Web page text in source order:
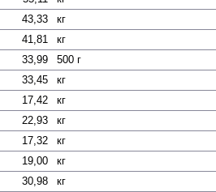
43,33
кг
41,81
кг
33,99
500 г
33,45
кг
17,42
кг
22,93
кг
17,32
кг
19,00
кг
30,98
кг